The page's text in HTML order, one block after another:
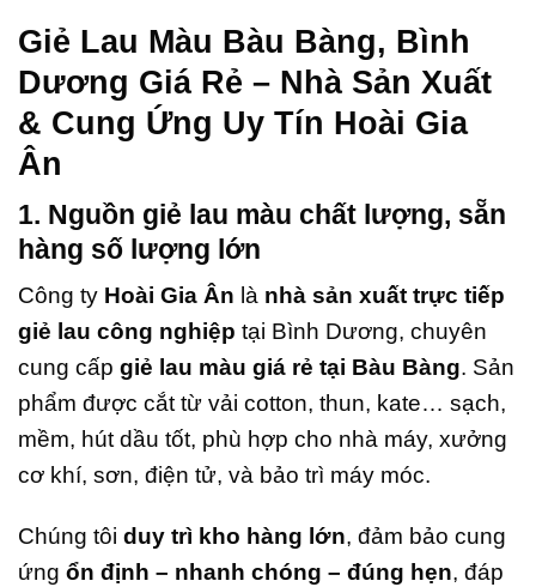
Giẻ Lau Màu Bàu Bàng, Bình
Dương Giá Rẻ – Nhà Sản Xuất
& Cung Ứng Uy Tín Hoài Gia
Ân
1. Nguồn giẻ lau màu chất lượng, sẵn
hàng số lượng lớn
Công ty Hoài Gia Ân là nhà sản xuất trực tiếp
giẻ lau công nghiệp tại Bình Dương, chuyên
cung cấp giẻ lau màu giá rẻ tại Bàu Bàng. Sản
phẩm được cắt từ vải cotton, thun, kate… sạch,
mềm, hút dầu tốt, phù hợp cho nhà máy, xưởng
cơ khí, sơn, điện tử, và bảo trì máy móc.
Chúng tôi duy trì kho hàng lớn, đảm bảo cung
ứng ổn định – nhanh chóng – đúng hẹn, đáp